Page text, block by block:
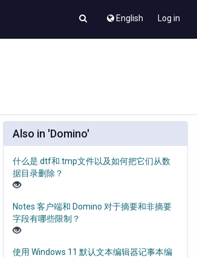
English Log in
Also in 'Domino'
什么是.dtf和.tmp文件以及如何把它们从数
据目录删除？
Notes 客户端和 Domino 对于摘要和非摘要
字段有哪些限制？
使用 Windows 11 默认文本编辑器记事本编